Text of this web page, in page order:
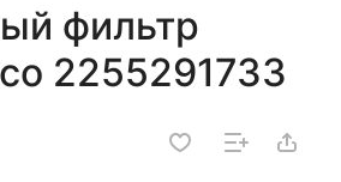
фильтр
2255291733